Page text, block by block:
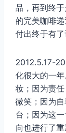
品，再到终
的完美咖啡
付出终于有了
2012.5.17-
化很大的一
妆；因为责
微笑；因为
台；因为这
向也进行了重